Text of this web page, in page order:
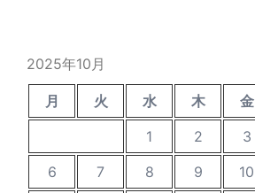
2025年10月
月 火 水 木 金
1
2 3
6
7 8 9 10